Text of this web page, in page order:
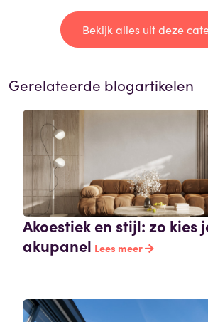
Bekijk alles uit deze
Gerelateerde blogartikelen
Akoestiek en stijl: zo kies
akupanel Lees meer